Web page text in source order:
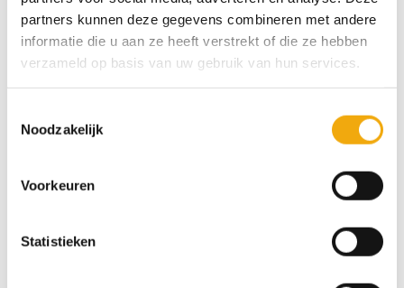
partners kunnen deze gegevens combineren met andere
informatie die u aan ze heeft verstrekt of die ze hebben
verzameld op basis van uw gebruik van hun services.
Noodzakelijk
Voorkeuren
Statistieken
7 op voorraad (kan nabesteld worden)
Toevoegen aan winkelwagen
Categorie: Samples